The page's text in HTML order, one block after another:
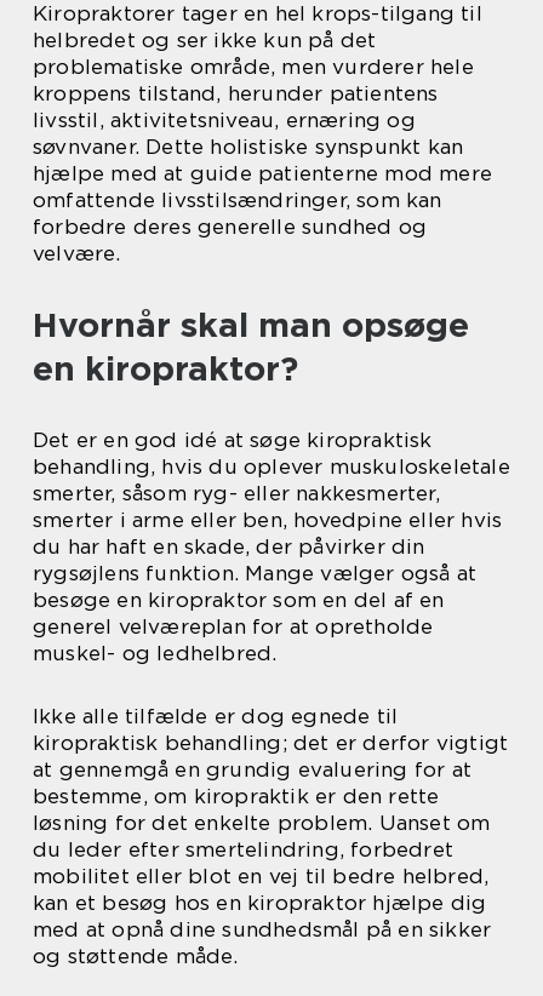
Kiropraktorer tager en hel krops-tilgang til
helbredet og ser ikke kun på det
problematiske område, men vurderer hele
kroppens tilstand, herunder patientens
livsstil, aktivitetsniveau, ernæring og
søvnvaner. Dette holistiske synspunkt kan
hjælpe med at guide patienterne mod mere
omfattende livsstilsændringer, som kan
forbedre deres generelle sundhed og
velvære.
Hvornår skal man opsøge
en kiropraktor?
Det er en god idé at søge kiropraktisk
behandling, hvis du oplever muskuloskeletale
smerter, såsom ryg- eller nakkesmerter,
smerter i arme eller ben, hovedpine eller hvis
du har haft en skade, der påvirker din
rygsøjlens funktion. Mange vælger også at
besøge en kiropraktor som en del af en
generel velværeplan for at opretholde
muskel- og ledhelbred.
Ikke alle tilfælde er dog egnede til
kiropraktisk behandling; det er derfor vigtigt
at gennemgå en grundig evaluering for at
bestemme, om kiropraktik er den rette
løsning for det enkelte problem. Uanset om
du leder efter smertelindring, forbedret
mobilitet eller blot en vej til bedre helbred,
kan et besøg hos en kiropraktor hjælpe dig
med at opnå dine sundhedsmål på en sikker
og støttende måde.